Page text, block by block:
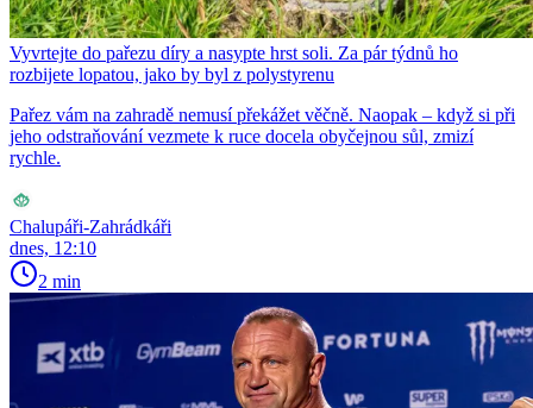
Vyvrtejte do pařezu díry a nasypte hrst soli. Za pár týdnů ho
rozbijete lopatou, jako by byl z polystyrenu
Pařez vám na zahradě nemusí překážet věčně. Naopak – když si při
jeho odstraňování vezmete k ruce docela obyčejnou sůl, zmizí
rychle.
Chalupáři-Zahrádkáři
dnes, 12:10
2 min